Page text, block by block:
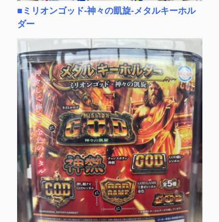
■ミリオンゴッド‐神々の凱旋‐メタルキーホル
ダー